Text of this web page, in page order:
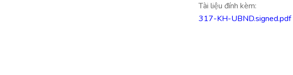
Tài liệu đính kèm:
317-KH-UBND.signed.pdf